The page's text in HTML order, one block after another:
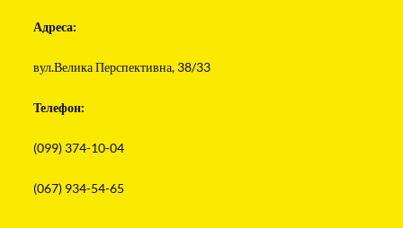
Адреса:
вул.Велика Перспективна, 38/33
Телефон:
(099) 374-10-04
(067) 934-54-65